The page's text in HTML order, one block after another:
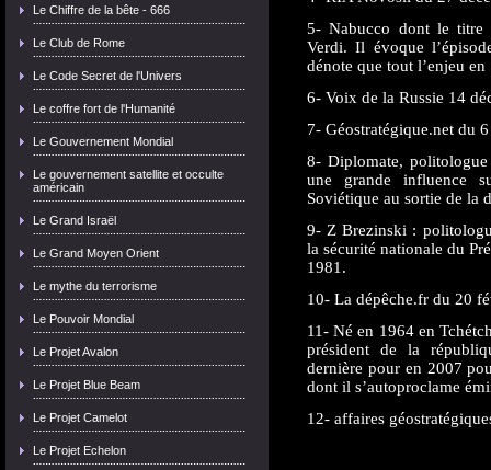
Le Chiffre de la bête - 666
Le Club de Rome
Le Code Secret de l'Univers
Le coffre fort de l'Humanité
Le Gouvernement Mondial
Le gouvernement satellite et occulte
américain
Le Grand Israël
Le Grand Moyen Orient
Le mythe du terrorisme
Le Pouvoir Mondial
Le Projet Avalon
Le Projet Blue Beam
Le Projet Camelot
Le Projet Echelon
5- Nabucco dont le titre
Verdi. Il évoque
dénote que tout l’enjeu
6- Voix de la Russie 14
7- Géostratégique.net du
8- Diplomate,
une grande influence
Soviétique au sortie de la
9- Z Brezinski :
la sécurité nationale du
1981.
10- La dépêche.fr du 20
11- Né en 1964 en
président de la
dernière pour en 2007
dont il s’autoproclame
12- affaires